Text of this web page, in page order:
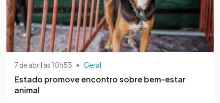
7 de abril às 10h53 • Geral
Estado promove encontro sobre bem-estar
animal